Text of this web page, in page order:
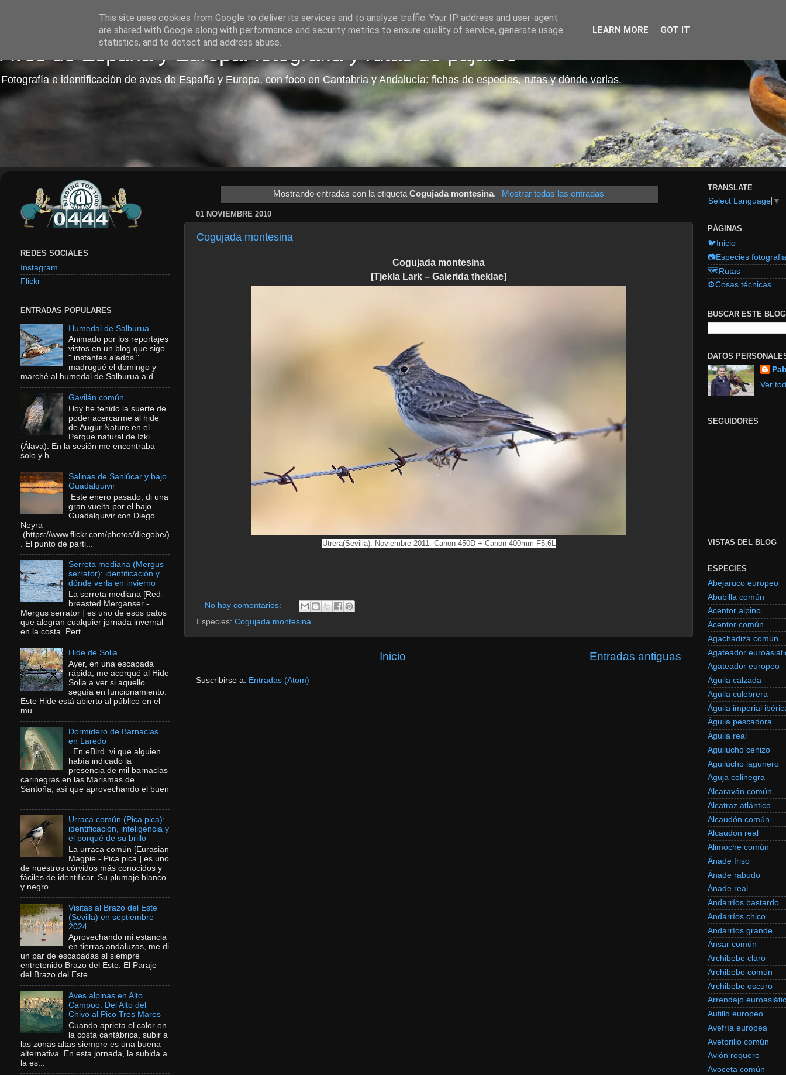
Aves de España y Europa: fotografía y rutas de pajareo
Fotografía e identificación de aves de España y Europa, con foco en Cantabria y Andalucía: fichas de especies, rutas y dónde verlas.
Mostrando entradas con la etiquetaCogujada montesina. Mostrar todas las entradas
01 NOVIEMBRE 2010
Cogujada montesina
Cogujada montesina
[Tjekla Lark – Galerida theklae]
Utrera(Sevilla). Noviembre 2011. Canon 450D + Canon 400mm F5,6L
No hay comentarios:
Especies: Cogujada montesina
Entradas antiguas
Inicio
Suscribirse a: Entradas (Atom)
REDES SOCIALES
Instagram
Flickr
ENTRADAS POPULARES
Humedal de Salburua
Animado por los reportajes
vistos en un blog que sigo
" instantes alados "
madrugué el domingo y
marché al humedal de Salburua a d...
Gavilán común
Hoy he tenido la suerte de
poder acercarme al hide
de Augur Nature en el
Parque natural de Izki
(Álava). En la sesión me encontraba
solo y h...
Salinas de Sanlúcar y bajo
Guadalquivir
Este enero pasado, di una
gran vuelta por el bajo
Guadalquivir con Diego
Neyra
(https://www.flickr.com/photos/diegobe/)
. El punto de parti...
Serreta mediana (Mergus
serrator): identificación y
dónde verla en invierno
La serreta mediana [Red-
breasted Merganser -
Mergus serrator ] es uno de esos patos
que alegran cualquier jornada invernal
en la costa. Pert...
Hide de Solia
Ayer, en una escapada
rápida, me acerqué al Hide
Solia a ver si aquello
seguía en funcionamiento.
Este Hide está abierto al público en el
mu...
Dormidero de Barnaclas
en Laredo
En eBird vi que alguien
había indicado la
presencia de mil barnaclas
carinegras en las Marismas de
Santoña, así que aprovechando el buen
...
Urraca común (Pica pica):
identificación, inteligencia y
el porqué de su brillo
La urraca común [Eurasian
Magpie - Pica pica ] es uno
de nuestros córvidos más conocidos y
fáciles de identificar. Su plumaje blanco
y negro...
Visitas al Brazo del Este
(Sevilla) en septiembre
2024
Aprovechando mi estancia
en tierras andaluzas, me di
un par de escapadas al siempre
entretenido Brazo del Este. El Paraje
del Brazo del Este...
Aves alpinas en Alto
Campoo: Del Alto del
Chivo al Pico Tres Mares
Cuando aprieta el calor en
la costa cantábrica, subir a
las zonas altas siempre es una buena
alternativa. En esta jornada, la subida a
la es...
TRANSLATE
Select Language ▼
PÁGINAS
🐦Inicio
📷Especies
🗺️Rutas
⚙️Cosas técnicas
BUSCAR ESTE BLOG
DATOS
Ver
SEGUIDORES
VISTAS DEL BLOG
ESPECIES
Abejaruco europeo
Abubilla común
Acentor alpino
Acentor común
Agachadiza común
Agateador
Agateador europeo
Águila calzada
Aguila culebrera
Águila imperial
Águila pescadora
Águila real
Aguilucho cenizo
Aguilucho lagunero
Aguja colinegra
Alcaraván común
Alcatraz atlántico
Alcaudón común
Alcaudón real
Alimoche común
Ánade friso
Ánade rabudo
Ánade real
Andarríos bastardo
Andarríos chico
Andarríos grande
Ánsar común
Archibebe claro
Archibebe común
Archibebe oscuro
Arrendajo
Autillo europeo
Avefría europea
Avetorillo común
Avión roquero
Avoceta común
This site uses cookies from Google to deliver its services and to analyze traffic. Your IP address and user-agent
are shared with Google along with performance and security metrics to ensure quality of service, generate usage
statistics, and to detect and address abuse.
LEARN MORE GOT IT